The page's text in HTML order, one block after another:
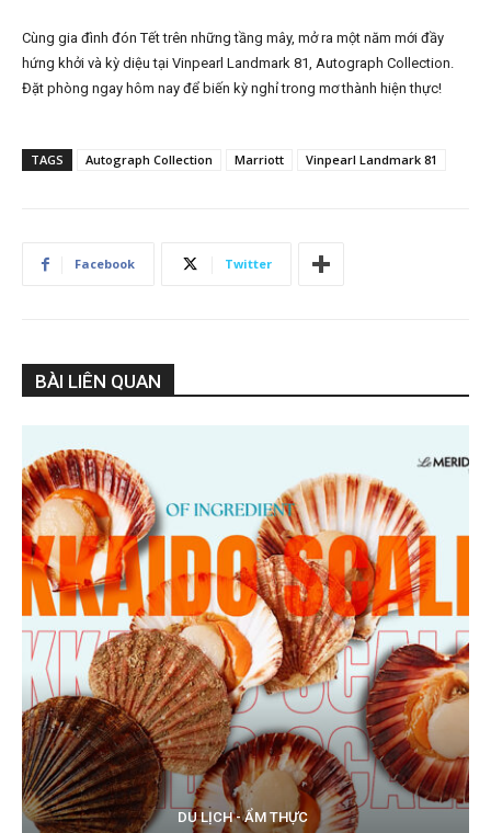
Cùng gia đình đón Tết trên những tầng mây, mở ra một năm mới đầy
hứng khởi và kỳ diệu tại Vinpearl Landmark 81, Autograph Collection.
Đặt phòng ngay hôm nay để biến kỳ nghỉ trong mơ thành hiện thực!
TAGS Autograph Collection Marriott Vinpearl Landmark 81
Facebook Twitter
BÀI LIÊN QUAN
DU LỊCH - ẨM THỰC